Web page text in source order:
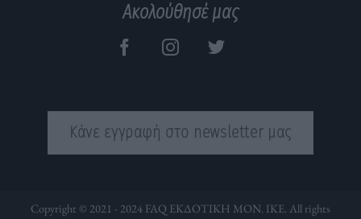
Ακολούθησέ μας
Κάνε εγγραφή στο newsletter μας
Copyright © 2021 - 2024 FAQ ΕΚΔΟΤΙΚΗ ΜΟΝ. ΙΚΕ. All rights